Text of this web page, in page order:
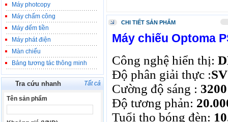
Máy photcopy
Máy chấm công
Máy đếm tiền
Máy phát điện
Màn chiếu
Bảng tương tác thông minh
Tra cứu nhanh Tất cả
Tên sản phẩm
CHI TIẾT SẢN PHẨM
Máy chiếu Optoma
Công nghệ hiển thị:
Độ phân giải thực :
Cường độ sáng :
Độ tương phản:
Tuổi thọ bóng đèn: